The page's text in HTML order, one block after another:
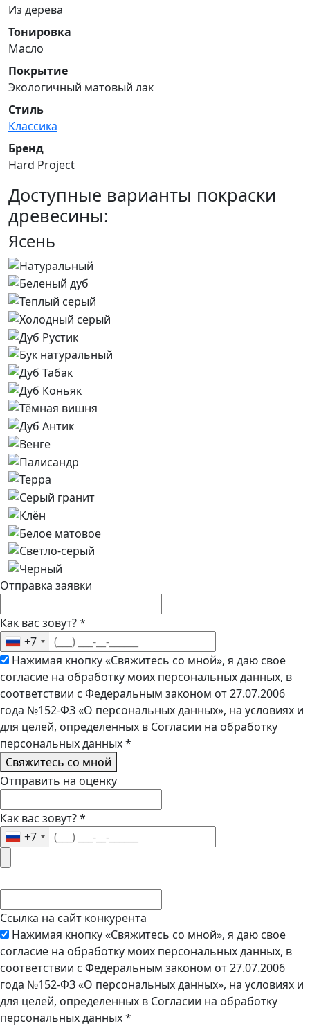
Из дерева
Тонировка
Масло
Покрытие
Экологичный матовый лак
Стиль
Классика
Бренд
Hard Project
Доступные варианты покраски
древесины:
Ясень
Отправка заявки
Как вас зовут?*
+7
Нажимая кнопку «Свяжитесь со мной», я даю свое
согласие на обработку моих персональных данных, в
соответствии с Федеральным законом от 27.07.2006
года №152-ФЗ «О персональных данных», на условиях и
для целей, определенных в Согласии на обработку
персональных данных*
Свяжитесь со мной
Отправить на оценку
Как вас зовут?*
+7
Ссылка на сайт конкурента
Нажимая кнопку «Свяжитесь со мной», я даю свое
согласие на обработку моих персональных данных, в
соответствии с Федеральным законом от 27.07.2006
года №152-ФЗ «О персональных данных», на условиях и
для целей, определенных в Согласии на обработку
персональных данных*